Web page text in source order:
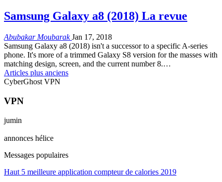
Samsung Galaxy a8 (2018) La revue
Abubakar MoubarakJan 17, 2018
Samsung Galaxy a8 (2018) isn't a successor to a specific A-series
phone. It's more of a trimmed Galaxy S8 version for the masses with
matching design, screen, and the current number 8.…
Articles plus anciens
CyberGhost VPN
VPN
jumin
annonces hélice
Messages populaires
Haut 5 meilleure application compteur de calories 2019